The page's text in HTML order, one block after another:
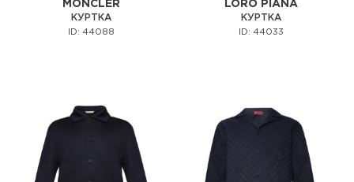
MONCLER
КУРТКА
ID: 44088
LORO PIANA
КУРТКА
ID: 44033